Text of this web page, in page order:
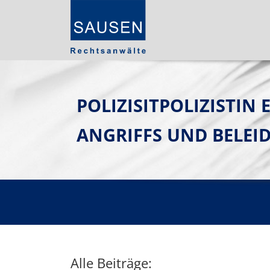
POLIZISITPOLIZISTIN
ANGRIFFS UND
Alle Beiträge: